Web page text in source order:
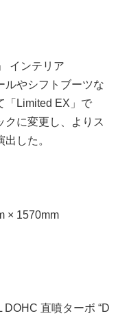
インテリア
ルやシフトブーツな
「Limited EX」で
クに変更し、よりス
した。
× 1570mm
直噴ターボ “D